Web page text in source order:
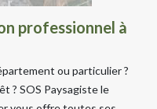
professionnel à
ou particulier ?
? SOS Paysagiste le